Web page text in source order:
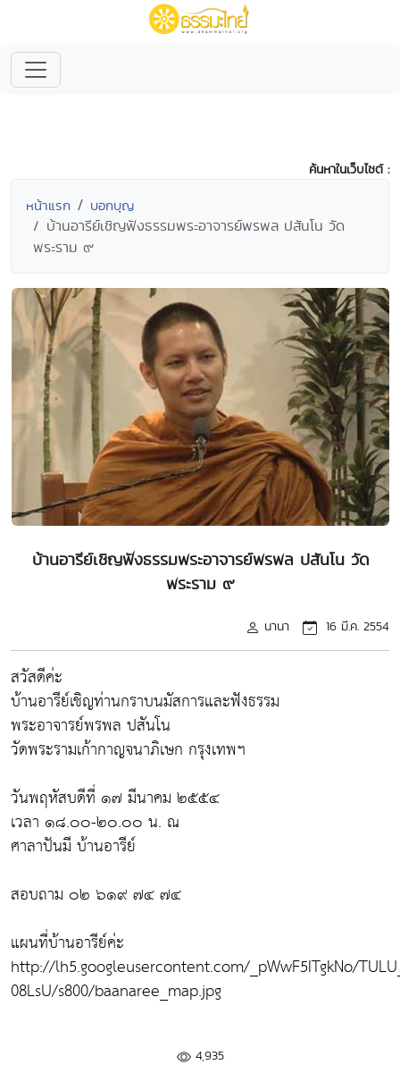
ค้นหาในเว็บไซต์ :
หน้าแรก บอกบุญ
บ้านอารีย์เชิญฟังธรรมพระอาจารย์พรพล ปสันโน วัด
พระราม ๙
บ้านอารีย์เชิญฟังธรรมพระอาจารย์พรพล ปสันโน วัด
พระราม ๙
นานา 16 มี.ค. 2554
สวัสดีค่ะ
บ้านอารีย์เชิญท่านกราบนมัสการและฟังธรรม
พระอาจารย์พรพล ปสันโน
วัดพระรามเก้ากาญจนาภิเษก กรุงเทพฯ
วันพฤหัสบดีที่ ๑๗ มีนาคม ๒๕๕๔
เวลา ๑๘.๐๐-๒๐.๐๐ น. ณ
ศาลาปันมี บ้านอารีย์
สอบถาม ๐๒ ๖๑๙ ๗๔ ๗๔
แผนที่บ้านอารีย์ค่ะ
http://lh5.googleusercontent.com/_pWwF5ITgkNo/
08LsU/s800/baanaree_map.jpg
4,935